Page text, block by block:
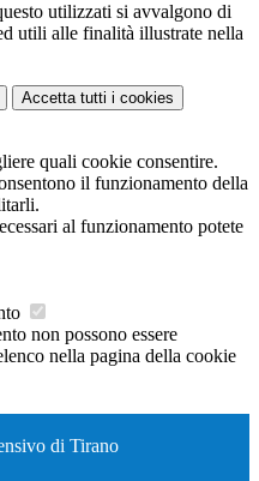
utilizzati si avvalgono di
utili alle finalità illustrate nella
Accetta tutti i cookies
quali cookie consentire.
il funzionamento della
al funzionamento potete
non possono essere
nella pagina della cookie
di Tirano